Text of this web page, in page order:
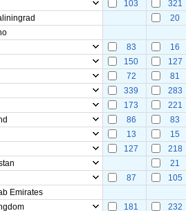
103
321
20
83
16
150
127
72
81
339
283
173
221
86
83
13
15
127
218
21
87
105
Emirates
181 232